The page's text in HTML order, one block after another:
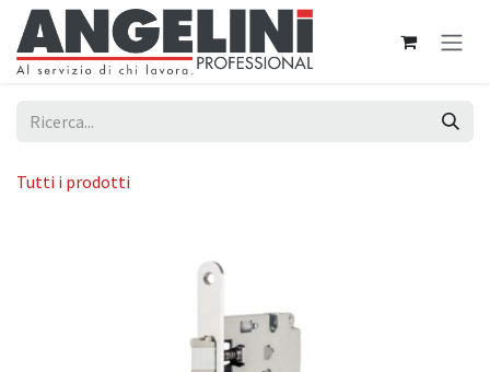
Passa al contenuto
Tutti i prodotti